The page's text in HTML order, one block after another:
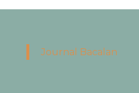
Journal Bacalan